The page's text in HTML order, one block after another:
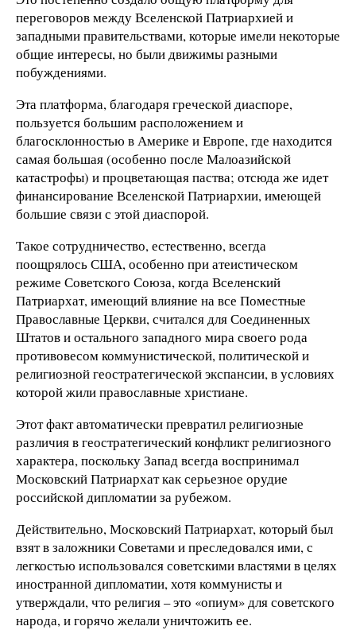
переговоров между Вселенской Патриархией и
западными правительствами, которые имели некоторые
общие интересы, но были движимы разными
побуждениями.
Эта платформа, благодаря греческой диаспоре,
пользуется большим расположением и
благосклонностью в Америке и Европе, где находится
самая большая (особенно после Малоазийской
катастрофы) и процветающая паства; отсюда же идет
финансирование Вселенской Патриархии, имеющей
большие связи с этой диаспорой.
Такое сотрудничество, естественно, всегда
поощрялось США, особенно при атеистическом
режиме Советского Союза, когда Вселенский
Патриархат, имеющий влияние на все Поместные
Православные Церкви, считался для Соединенных
Штатов и остального западного мира своего рода
противовесом коммунистической, политической и
религиозной геостратегической экспансии, в условиях
которой жили православные христиане.
Этот факт автоматически превратил религиозные
различия в геостратегический конфликт религиозного
характера, поскольку Запад всегда воспринимал
Московский Патриархат как серьезное орудие
российской дипломатии за рубежом.
Действительно, Московский Патриархат, который был
взят в заложники Советами и преследовался ими, с
легкостью использовался советскими властями в целях
иностранной дипломатии, хотя коммунисты и
утверждали, что религия – это «опиум» для советского
народа, и горячо желали уничтожить ее.